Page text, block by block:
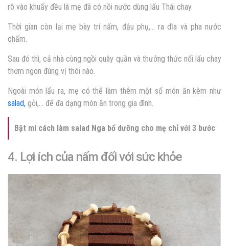
rô vào khuấy đều là mẹ đã có nồi nước dùng lẩu Thái chay.
Thời gian còn lại mẹ bày trí nấm, đậu phụ,… ra dĩa và pha nước
chấm.
Sau đó thì, cả nhà cùng ngồi quây quần và thưởng thức nối lẩu chay
thơm ngon đúng vị thôi nào.
Ngoài món lẩu ra, mẹ có thể làm thêm một số món ăn kèm như
salad, gỏi,… để đa dạng món ăn trong gia đình.
Bật mí cách làm salad Nga bổ dưỡng cho mẹ chỉ với 3 bước
4. Lợi ích của nấm đối với sức khỏe